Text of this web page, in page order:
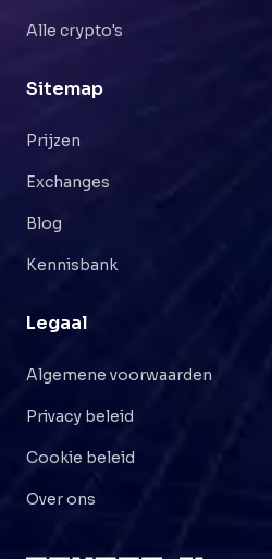
Alle crypto's
Sitemap
Prijzen
Exchanges
Blog
Kennisbank
Legaal
Algemene voorwaarden
Privacy beleid
Cookie beleid
Over ons